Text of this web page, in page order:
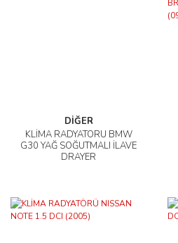
DİĞER
KLİMA RADYATÖRÜ BMW
G30 YAĞ SOĞUTMALI İLAVE
DRAYER